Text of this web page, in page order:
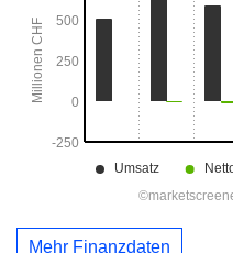
Mehr Finanzdaten